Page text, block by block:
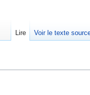
Lire Voir le texte